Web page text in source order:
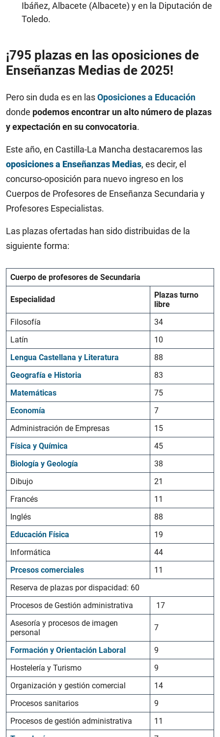
Ibáñez, Albacete (Albacete) y en la Diputación de
Toledo.
¡795 plazas en las oposiciones de
Enseñanzas Medias de 2025!
Pero sin duda es en lasOposiciones a Educación
donde podemos encontrar un alto número de plazas
y expectación en su convocatoria.
Este año, en Castilla-La Mancha destacaremos las
oposiciones a Enseñanzas Medias, es decir, el
concurso-oposición para nuevo ingreso en los
Cuerpos de Profesores de Enseñanza Secundaria y
Profesores Especialistas.
Las plazas ofertadas han sido distribuidas de la
siguiente forma:
Cuerpo de profesores de Secundaria
Especialidad
Plazas turno
libre
Filosofía
34
Latín
10
Lengua Castellana y Literatura
88
Geografía e Historia
83
Matemáticas
75
Economía
7
Administración de Empresas
15
Física y Química
45
Biología y Geología
38
Dibujo
21
Francés
11
Inglés
88
Educación Física
19
Informática
44
Prcesos comerciales
11
Reserva de plazas por dispacidad: 60
Procesos de Gestión administrativa
17
Asesoría y procesos de imagen
personal
7
Formación y Orientación Laboral
9
Hostelería y Turismo
9
Organización y gestión comercial
14
Procesos sanitarios
9
Procesos de gestión administrativa
11